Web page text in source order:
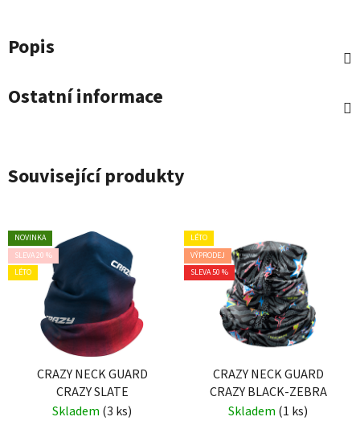
Popis
Ostatní informace
Související produkty
NOVINKA
SLEVA 20 %
LÉTO
CRAZY NECK GUARD
CRAZY SLATE
Skladem (3 ks)
LÉTO
VÝPRODEJ
SLEVA 50 %
CRAZY NECK GUARD
CRAZY BLACK-ZEBRA
Skladem (1 ks)